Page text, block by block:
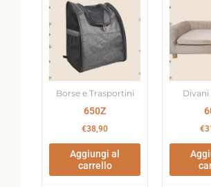
Borse e Trasportini
650Z
€38,90
Aggiungi al
carrello
Divani
€